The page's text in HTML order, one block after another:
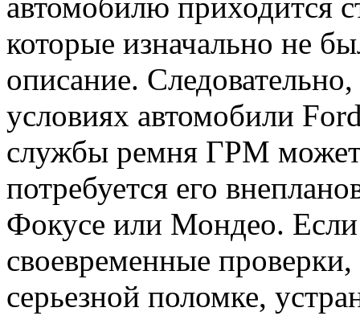
которые изначально не
описание.
условиях автомобили
службы ремня ГРМ может
потребуется его
Фокусе или Мондео. Если
своевременные
серьезной поломке,